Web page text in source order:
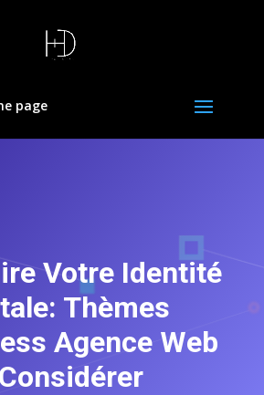
page
Votre Identité
Thèmes
Agence Web